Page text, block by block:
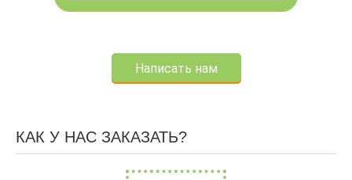
Написать нам
КАК У НАС ЗАКАЗАТЬ?